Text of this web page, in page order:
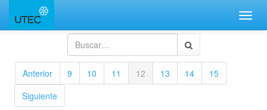
Anterior 9 10 11 12 13 14
15
Siguiente